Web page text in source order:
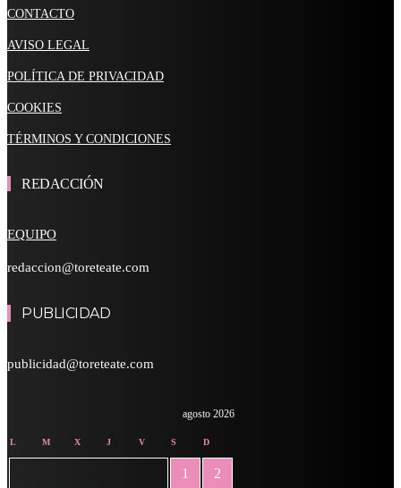
CONTACTO
AVISO LEGAL
POLÍTICA DE PRIVACIDAD
COOKIES
TÉRMINOS Y CONDICIONES
REDACCIÓN
EQUIPO
redaccion@toreteate.com
PUBLICIDAD
publicidad@toreteate.com
agosto 2026
L M X J V S D
1 2